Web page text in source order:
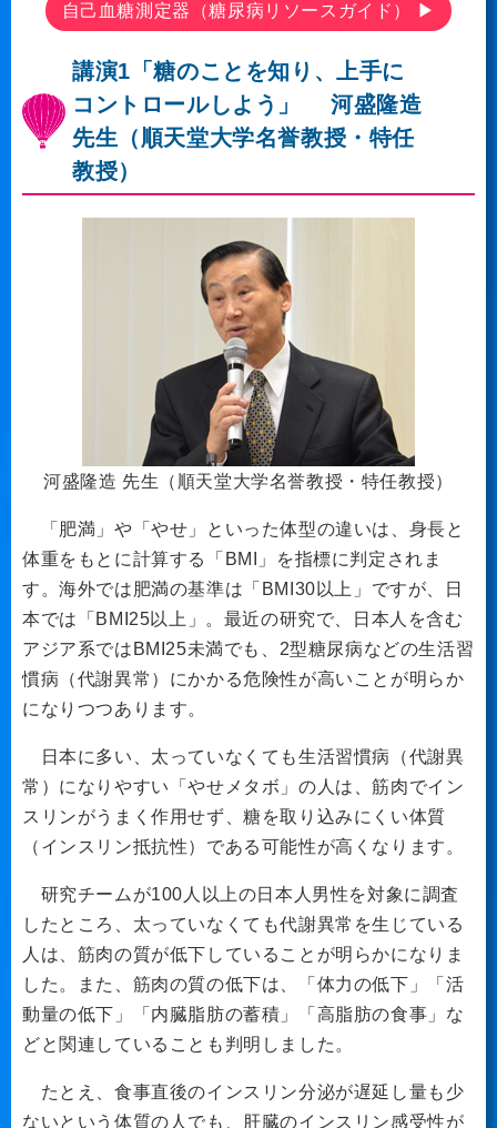
自己血糖測定器（糖尿病リソースガイド） ▶
講演1「糖のことを知り、上手に
コントロールしよう」
河盛隆造
先生（順天堂大学名誉教授・特任
教授）
河盛隆造 先生（順天堂大学名誉教授・特任教授）
「肥満」や「やせ」といった体型の違いは、身長と
体重をもとに計算する「BMI」を指標に判定されま
す。海外では肥満の基準は「BMI30以上」ですが、日
本では「BMI25以上」。最近の研究で、日本人を含む
アジア系ではBMI25未満でも、2型糖尿病などの生活習
慣病（代謝異常）にかかる危険性が高いことが明らか
になりつつあります。
日本に多い、太っていなくても生活習慣病（代謝異
常）になりやすい「やせメタボ」の人は、筋肉でイン
スリンがうまく作用せず、糖を取り込みにくい体質
（インスリン抵抗性）である可能性が高くなります。
研究チームが100人以上の日本人男性を対象に調査
したところ、太っていなくても代謝異常を生じている
人は、筋肉の質が低下していることが明らかになりま
した。また、筋肉の質の低下は、「体力の低下」「活
動量の低下」「内臓脂肪の蓄積」「高脂肪の食事」な
どと関連していることも判明しました。
たとえ、食事直後のインスリン分泌が遅延し量も少
ないという体質の人でも、肝臓のインスリン感受性が